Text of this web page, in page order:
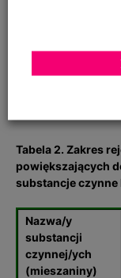
cymoksanil
Tabela 2. Zakres
powiększających
substancje
Nazwa/y
substancji
czynnej/ych
(mieszaniny)